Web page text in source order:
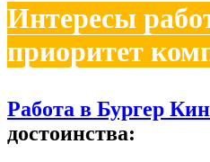
Интересы
приоритет
Работа в Бургер
достоинства: